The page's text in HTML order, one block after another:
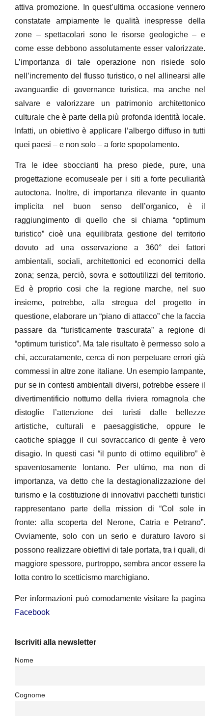
attiva promozione. In quest’ultima occasione vennero
constatate ampiamente le qualità inespresse della
zone – spettacolari sono le risorse geologiche – e
come esse debbono assolutamente esser valorizzate.
L’importanza di tale operazione non risiede solo
nell’incremento del flusso turistico, o nel allinearsi alle
avanguardie di governance turistica, ma anche nel
salvare e valorizzare un patrimonio architettonico
culturale che è parte della più profonda identità locale.
Infatti, un obiettivo è applicare l’albergo diffuso in tutti
quei paesi – e non solo – a forte spopolamento.
Tra le idee sboccianti ha preso piede, pure, una
progettazione ecomuseale per i siti a forte peculiarità
autoctona. Inoltre, di importanza rilevante in quanto
implicita nel buon senso dell’organico, è il
raggiungimento di quello che si chiama “optimum
turistico” cioè una equilibrata gestione del territorio
dovuto ad una osservazione a 360° dei fattori
ambientali, sociali, architettonici ed economici della
zona; senza, perciò, sovra e sottoutilizzi del territorio.
Ed è proprio cosi che la regione marche, nel suo
insieme, potrebbe, alla stregua del progetto in
questione, elaborare un “piano di attacco” che la faccia
passare da “turisticamente trascurata” a regione di
“optimum turistico”. Ma tale risultato è permesso solo a
chi, accuratamente, cerca di non perpetuare errori già
commessi in altre zone italiane. Un esempio lampante,
pur se in contesti ambientali diversi, potrebbe essere il
divertimentificio notturno della riviera romagnola che
distoglie l’attenzione dei turisti dalle bellezze
artistiche, culturali e paesaggistiche, oppure le
caotiche spiagge il cui sovraccarico di gente è vero
disagio. In questi casi “il punto di ottimo equilibro” è
spaventosamente lontano. Per ultimo, ma non di
importanza, va detto che la destagionalizzazione del
turismo e la costituzione di innovativi pacchetti turistici
rappresentano parte della mission di “Col sole in
fronte: alla scoperta del Nerone, Catria e Petrano”.
Ovviamente, solo con un serio e duraturo lavoro si
possono realizzare obiettivi di tale portata, tra i quali, di
maggiore spessore, purtroppo, sembra ancor essere la
lotta contro lo scetticismo marchigiano.
Per informazioni può comodamente visitare la pagina
Facebook
Iscriviti alla newsletter
Nome
Cognome